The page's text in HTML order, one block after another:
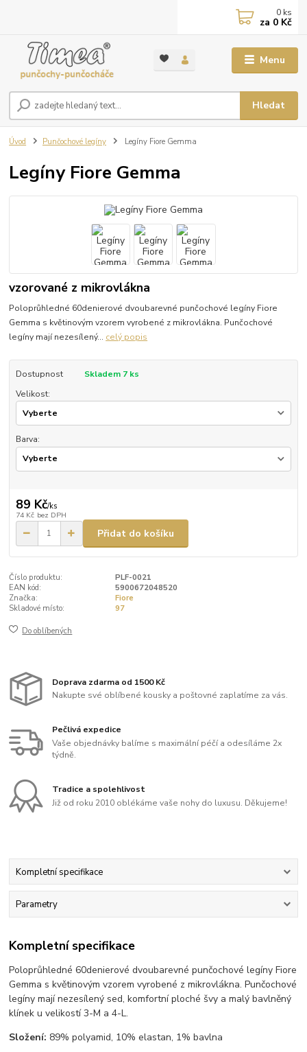
Menu
Hledat
0 ks
za 0 Kč
Úvod Punčochové legíny Legíny Fiore Gemma
Legíny Fiore Gemma
vzorované z mikrovlákna
Poloprůhledné 60denierové dvoubarevné punčochové legíny Fiore
Gemma s květinovým vzorem vyrobené z mikrovlákna. Punčochové
legíny mají nezesílený... celý popis
Dostupnost
Skladem 7 ks
Velikost:
Barva:
89 Kč/ks
74 Kč bez DPH
Přidat do košíku
Číslo produktu:
PLF-0021
EAN kód:
5900672048520
Značka:
Fiore
Skladové místo:
97
Do oblíbených
Doprava zdarma od 1500 Kč
Nakupte své oblíbené kousky a poštovné zaplatíme za vás.
Pečlivá expedice
Vaše objednávky balíme s maximální péčí a odesíláme 2x
týdně.
Tradice a spolehlivost
Již od roku 2010 oblékáme vaše nohy do luxusu. Děkujeme!
Kompletní specifikace
Parametry
Kompletní specifikace
Poloprůhledné 60denierové dvoubarevné punčochové legíny Fiore
Gemma s květinovým vzorem vyrobené z mikrovlákna. Punčochové
legíny mají nezesílený sed, komfortní ploché švy a malý bavlněný
klínek u velikostí 3-M a 4-L.
Složení: 89% polyamid, 10% elastan, 1% bavlna